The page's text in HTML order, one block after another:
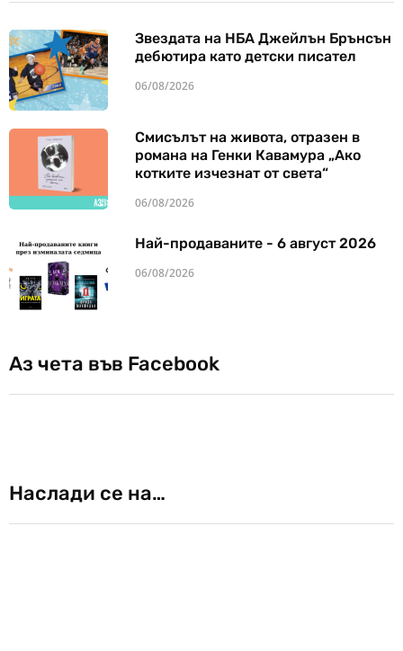
Звездата на НБА Джейлън Брънсън
дебютира като детски писател
06/08/2026
Смисълът на живота, отразен в
романа на Генки Кавамура „Ако
котките изчезнат от света“
06/08/2026
Най-продаваните - 6 август 2026
06/08/2026
Аз чета във Facebook
Наслади се на…